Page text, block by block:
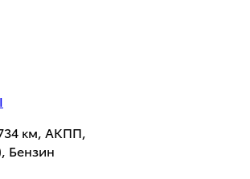
734 км, АКПП,
Бензин